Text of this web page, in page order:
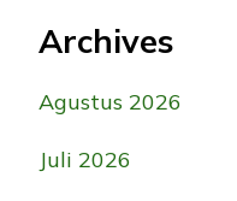
Archives
Agustus 2026
Juli 2026